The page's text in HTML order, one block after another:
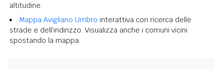
altitudine.
Mappa Avigliano Umbro interattiva con ricerca delle
strade e dell'indirizzo. Visualizza anche i comuni vicini
spostando la mappa.